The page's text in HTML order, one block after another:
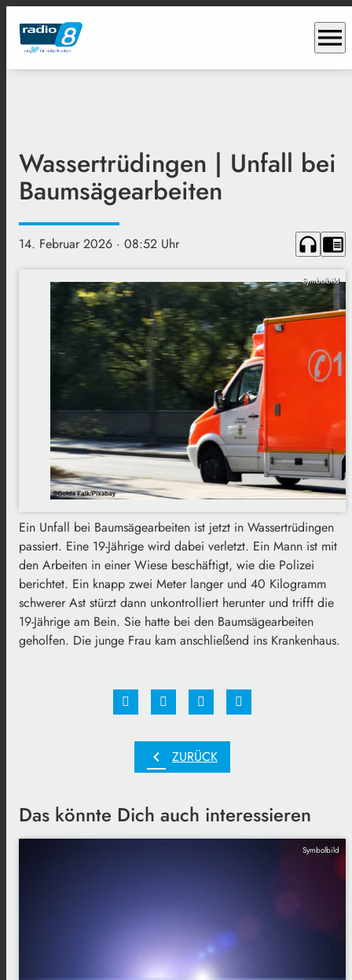
menu
Wassertrüdingen | Unfall bei
Baumsägearbeiten
14. Februar 2026 · 08:52 Uhr headphones chrome_reader_mode
Symbolbild
Ein Unfall bei Baumsägearbeiten ist jetzt in Wassertrüdingen
passiert. Eine 19-Jährige wird dabei verletzt. Ein Mann ist mit
den Arbeiten in einer Wiese beschäftigt, wie die Polizei
berichtet. Ein knapp zwei Meter langer und 40 Kilogramm
schwerer Ast stürzt dann unkontrolliert herunter und trifft die
19-Jährige am Bein. Sie hatte bei den Baumsägearbeiten
geholfen. Die junge Frau kam anschließend ins Krankenhaus.
chevron_left ZURÜCK
Das könnte Dich auch interessieren
Symbolbild